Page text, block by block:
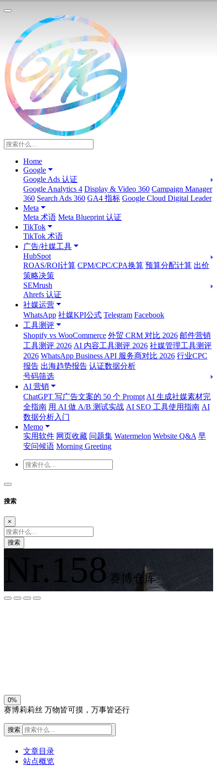
Home
Google
Google Ads 认证
Google Analytics 4 Display & Video 360 Campaign Manager
360 Search Ads 360 GA4 指标 Google Cloud Digital Leader
Meta
Meta 术语 Meta Blueprint 认证
TikTok
TikTok 术语
广告/社媒工具
HubSpot
ROAS/ROI计算 CPM/CPC/CPA换算 预算分配计算 出价
策略决策
SEMrush
Ahrefs 认证
社媒运营
WhatsApp 社媒KPI公式 Telegram Facebook
工具测评
Shopify vs WooCommerce 外贸 CRM 对比 2026 邮件营销
工具测评 2026 AI 内容工具测评 2026 社媒管理工具测评
2026 WhatsApp Business API 服务商对比 2026 行业CPC
报告 出海趋势报告 认证数据分析
号码筛选
AI 营销
ChatGPT 写广告文案的 50 个 Prompt AI 生成社媒素材完
全指南 用 AI 做 A/B 测试实战 AI SEO 工具使用指南 AI
数据分析入门
Memo
实用软件 网页收藏 问题集 Watermelon Website Q&A 早
安问候语 Morning Greeting
搜索
×
搜索
Nr.158 赛博仓库
0%
赛博莉莉丝 万物皆可摸，万事皆还行
搜索
文章目录
站点概览